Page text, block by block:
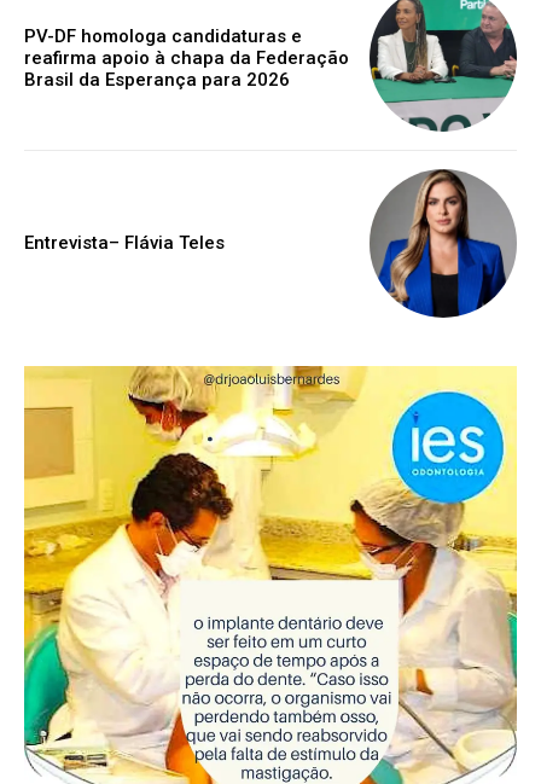
PV-DF homologa candidaturas e
reafirma apoio à chapa da Federação
Brasil da Esperança para 2026
Entrevista– Flávia Teles